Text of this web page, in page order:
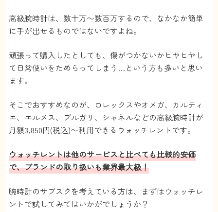
高級腕時計は、数十万〜数百万するので、なかなか簡単
に手が出せるものではないですよね。
頑張って購入したとしても、傷がつかないかヒヤヒヤし
て日常使いをためらってしまう…という方も多いと思い
ます。
そこでおすすめなのが、ロレックスやオメガ、カルティ
エ、エルメス、ブルガリ、シャネルなどの高級腕時計が
月額3,850円(税込)〜利用できるウォッチレントです。
ウォッチレントは他のサービスと比べても比較的安価
で、ブランドの取り扱いも業界最大級！
腕時計のサブスクを考えている方は、まずはウォッチレ
ントで試してみてはいかがでしょうか？